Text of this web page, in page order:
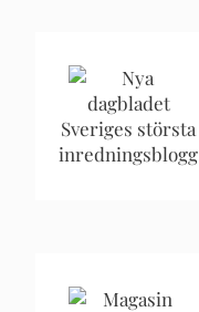
Sveriges största
inredningsblogg